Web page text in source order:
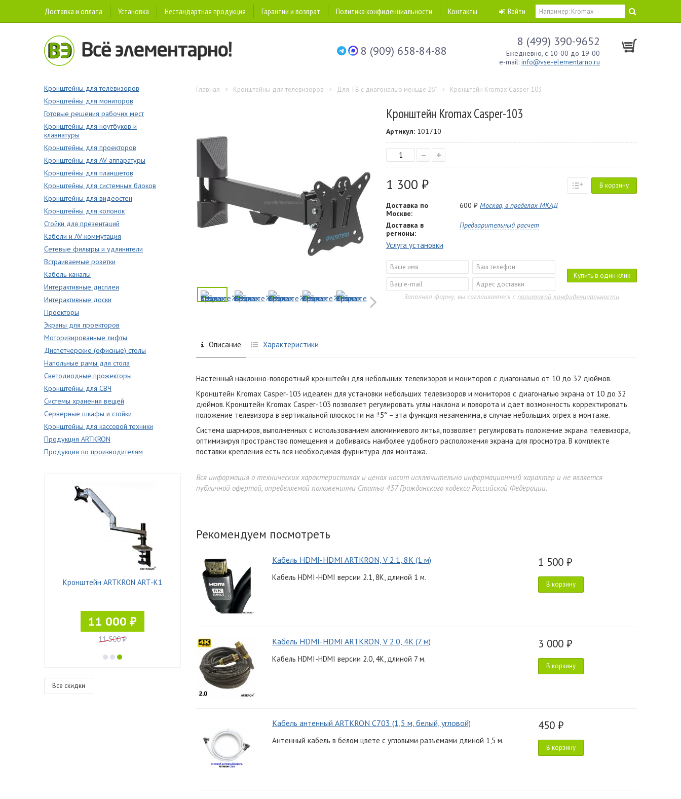
Доставка и оплата Установка Нестандартная продукция Гарантии и возврат Политика конфиденциальности Контакты Войти
8 (909) 658-84-88
8 (499) 390-9652
Ежедневно, с 10-00 до 19-00
e-mail: info@vse-elementarno.ru
Кронштейны для телевизоров
Кронштейны для мониторов
Готовые решения рабочих мест
Кронштейны для ноутбуков и
клавиатуры
Кронштейны для проекторов
Кронштейны для AV-аппаратуры
Кронштейны для планшетов
Кронштейны для системных блоков
Кронштейны для видеостен
Кронштейны для колонок
Стойки для презентаций
Кабели и AV-коммутация
Сетевые фильтры и удлинители
Встраиваемые розетки
Кабель-каналы
Интерактивные дисплеи
Интерактивные доски
Проекторы
Экраны для проекторов
Моторизированные лифты
Диспетчерские (офисные) столы
Напольные рамы для стола
Светодиодные прожекторы
Кронштейны для СВЧ
Системы хранения вещей
Серверные шкафы и стойки
Кронштейны для кассовой техники
Продукция ARTKRON
Продукция по производителям
Кронштейн ARTKRON ART-K1
11 000 ₽
11 500 ₽
Кронштейн ErgoFount TBBS-1200G
99 900 ₽
Все скидки
Главная Кронштейны для телевизоров Для ТВ с диагональю меньше 26" Кронштейн Kromax Casper-103
Кронштейн Kromax Casper-103
Артикул: 101710
– +
1 300 ₽ В корзину
Доставка по
Москве:
600 ₽ Москва, в пределах МКАД
Доставка в
регионы:
Предварительный расчет
Услуга установки
Купить в один клик
Заполняя форму, вы соглашаетесь с политикой конфиденциальности
Описание Характеристики
Настенный наклонно-поворотный кронштейн для небольших телевизоров и мониторов с диагональю от 10 до 32 дюймов.
Кронштейн Kromax Casper-103 идеален для установки небольших телевизоров и мониторов с диагональю экрана от 10 до 32
дюймов. Кронштейн Kromax Casper-103 позволяет регулировать углы наклона и поворота и дает возможность корректировать
положение телевизора в вертикальной плоскости на ±5° – эта функция незаменима, в случае небольших огрех в монтаже.
Система шарниров, выполненных с использованием алюминиевого литья, позволяет регулировать положение экрана телевизора,
оптимизируя пространство помещения и добиваясь наиболее удобного расположения экрана для просмотра. В комплекте
поставки крепления есть вся необходимая фурнитура для монтажа.
Вся информация о технических характеристиках и ценах носит исключительно информационный характер и не является
публичной офертой, определяемой положениями Статьи 437 Гражданского кодекса Российской Федерации.
Рекомендуем посмотреть
Кабель HDMI-HDMI ARTKRON, V 2.1, 8K (1 м)
Кабель HDMI-HDMI версии 2.1, 8K, длиной 1 м.
1 500 ₽
В корзину
Кабель HDMI-HDMI ARTKRON, V 2.0, 4K (7 м)
Кабель HDMI-HDMI версии 2.0, 4K, длиной 7 м.
3 000 ₽
В корзину
Кабель антенный ARTKRON C703 (1,5 м, белый, угловой)
Антенный кабель в белом цвете с угловыми разъемами длиной 1,5 м.
450 ₽
В корзину